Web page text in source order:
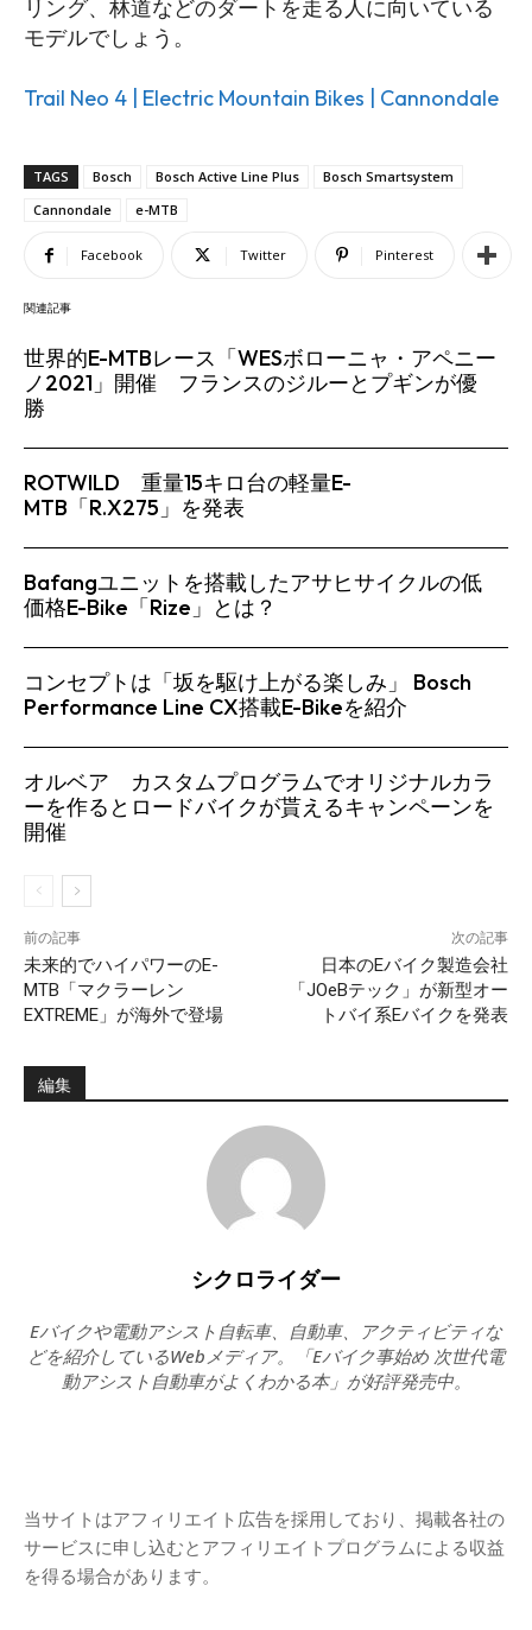
リング、林道などのダートを走る人に向いている
モデルでしょう。
Trail Neo 4 | Electric Mountain Bikes | Cannondale
TAGS Bosch Bosch Active Line Plus
Bosch Smartsystem
Cannondale
e-MTB
Facebook Twitter Pinterest
関連記事
世界的E-MTBレース「WESボローニャ・アペニー
ノ2021」開催 フランスのジルーとプギンが優
勝
ROTWILD 重量15キロ台の軽量E-
MTB「R.X275」を発表
Bafangユニットを搭載したアサヒサイクルの低
価格E-Bike「Rize」とは？
コンセプトは「坂を駆け上がる楽しみ」 Bosch
Performance Line CX搭載E-Bikeを紹介
オルベア カスタムプログラムでオリジナルカラ
ーを作るとロードバイクが貰えるキャンペーンを
開催
前の記事
未来的でハイパワーのE-
MTB「マクラーレン
EXTREME」が海外で登場
次の記事
日本のEバイク製造会社
「JOeBテック」が新型オー
トバイ系Eバイクを発表
編集
シクロライダー
Eバイクや電動アシスト自転車、自動車、アクティビティな
どを紹介しているWebメディア。「Eバイク事始め 次世代電
動アシスト自動車がよくわかる本」が好評発売中。
当サイトはアフィリエイト広告を採用しており、掲載各社の
サービスに申し込むとアフィリエイトプログラムによる収益
を得る場合があります。